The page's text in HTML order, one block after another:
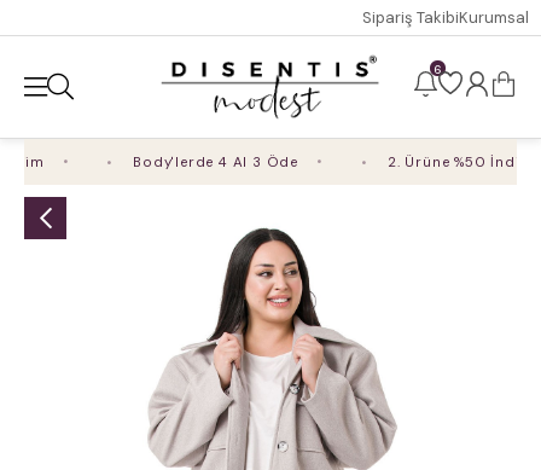
Sipariş TakibiKurumsal
6
Body'lerde 4 Al 3 Öde 2. Ürüne %50 İndirim